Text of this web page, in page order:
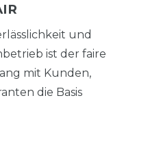
und
ist der faire
mit Kunden,
die Basis